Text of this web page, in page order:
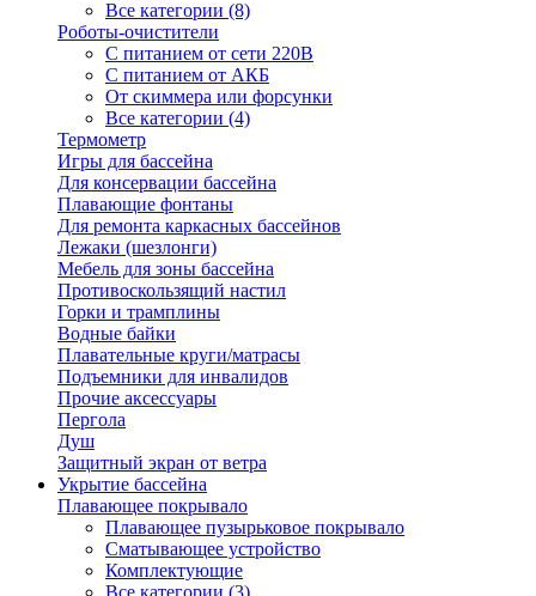
Все категории (8)
Роботы-очистители
С питанием от сети 220В
С питанием от АКБ
От скиммера или форсунки
Все категории (4)
Термометр
Игры для бассейна
Для консервации бассейна
Плавающие фонтаны
Для ремонта каркасных бассейнов
Лежаки (шезлонги)
Мебель для зоны бассейна
Противоскользящий настил
Горки и трамплины
Водные байки
Плавательные круги/матрасы
Подъемники для инвалидов
Прочие аксессуары
Пергола
Душ
Защитный экран от ветра
Укрытие бассейна
Плавающее покрывало
Плавающее пузырьковое покрывало
Сматывающее устройство
Комплектующие
Все категории (3)